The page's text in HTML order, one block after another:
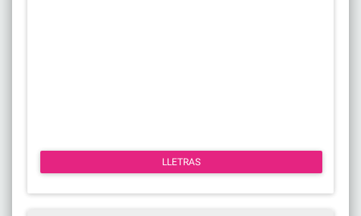
LLETRAS